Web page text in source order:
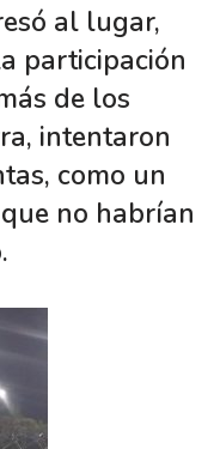
al lugar,
participación
de los
intentaron
como un
no habrían